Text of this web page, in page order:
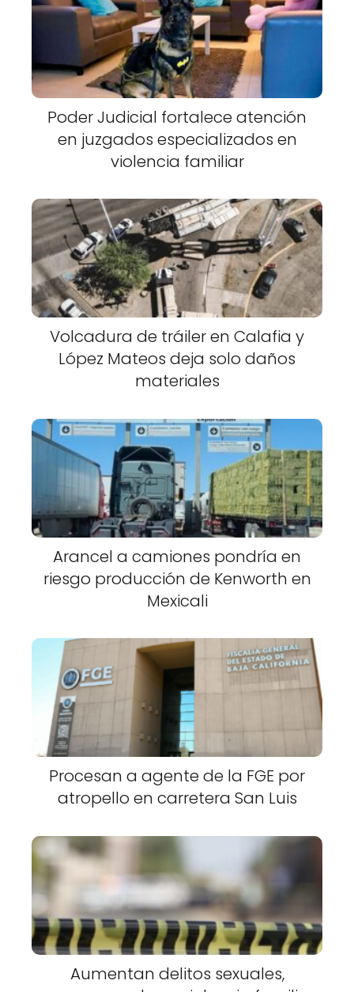
Poder Judicial fortalece atención
en juzgados especializados en
violencia familiar
Volcadura de tráiler en Calafia y
López Mateos deja solo daños
materiales
Arancel a camiones pondría en
riesgo producción de Kenworth en
Mexicali
Procesan a agente de la FGE por
atropello en carretera San Luis
Aumentan delitos sexuales,